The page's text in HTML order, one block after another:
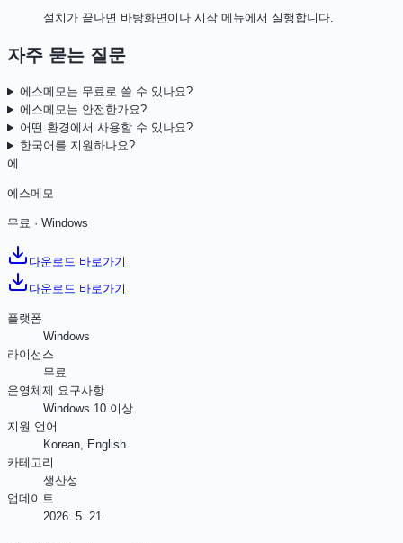
설치가 끝나면 바탕화면이나 시작 메뉴에서 실행합니다.
자주 묻는 질문
에스메모는 무료로 쓸 수 있나요?
에스메모는 안전한가요?
어떤 환경에서 사용할 수 있나요?
한국어를 지원하나요?
에
에스메모
무료 · Windows
다운로드 바로가기
다운로드 바로가기
플랫폼
Windows
라이선스
무료
운영체제 요구사항
Windows 10 이상
지원 언어
Korean, English
카테고리
생산성
업데이트
2026. 5. 21.